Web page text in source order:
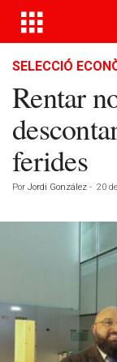
SELECCIÓ
Rentar
ferides
Por Jordi González - 20